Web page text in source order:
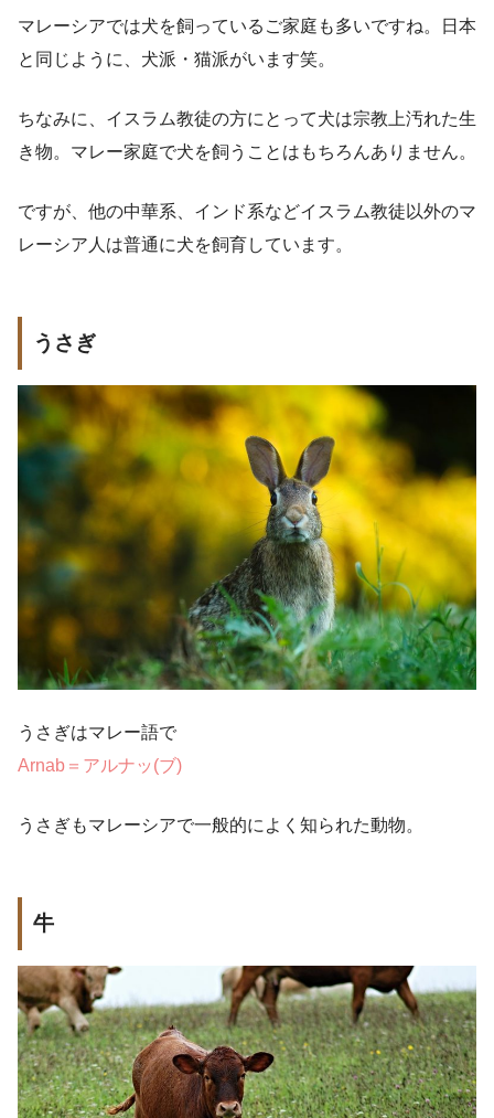
マレーシアでは犬を飼っているご家庭も多いですね。日本
と同じように、犬派・猫派がいます笑。
ちなみに、イスラム教徒の方にとって犬は宗教上汚れた生
き物。マレー家庭で犬を飼うことはもちろんありません。
ですが、他の中華系、インド系などイスラム教徒以外のマ
レーシア人は普通に犬を飼育しています。
うさぎ
うさぎはマレー語で
Arnab＝アルナッ(ブ)
うさぎもマレーシアで一般的によく知られた動物。
牛